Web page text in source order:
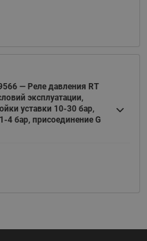
— Реле давления RT
эксплуатации,
уставки 10-30 бар,
4 бар, присоединение G